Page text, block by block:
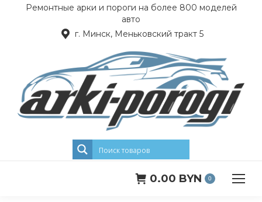
Ремонтные арки и пороги на более 800 моделей
авто
г. Минск, Меньковский тракт 5
0.00 BYN 0